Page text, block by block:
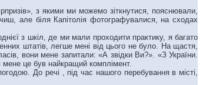
з якими ми можемо зіткнутися, пояснювали,
але біля Капітолія фотографувалися, на сходах
з шкіл, де ми мали проходити практику, я багато
штатів, легше мені від цього не було. На щастя,
вони мене запитали: «А звідки Ви?». «З України.
це був найкращий комплімент.
До речі , під час нашого перебування в місті,